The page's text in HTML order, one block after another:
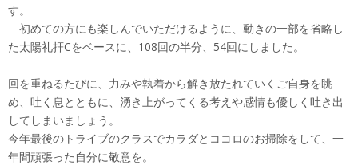
す。
初めての方にも楽しんでいただけるように、動きの一部を省略し
た太陽礼拝Cをベースに、108回の半分、54回にしました。
回を重ねるたびに、力みや執着から解き放たれていくご自身を眺
め、吐く息とともに、湧き上がってくる考えや感情も優しく吐き出
してしまいましょう。
今年最後のトライブのクラスでカラダとココロのお掃除をして、一
年間頑張った自分に敬意を。